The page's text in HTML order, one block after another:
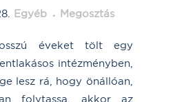
Egyéb Megosztás
éveket tölt egy
intézményben,
lesz rá, hogy önállóan,
folytassa, akkor az